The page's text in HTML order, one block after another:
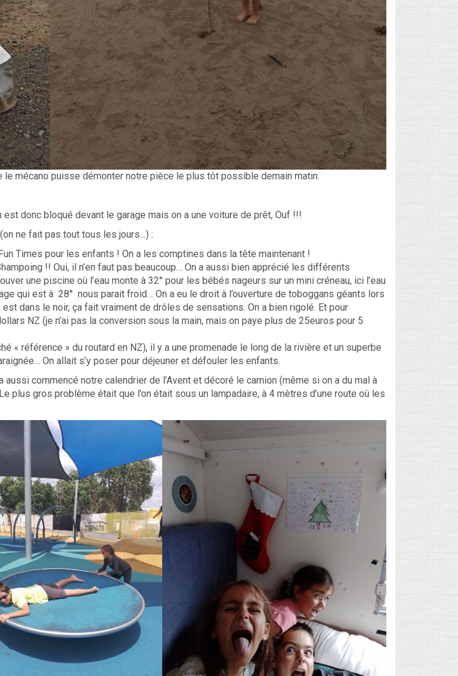
le mécano puisse démonter notre pièce le plus tôt possible demain matin.
donc bloqué devant le garage mais on a une voiture de prêt, Ouf !!!
ne fait pas tout tous les jours…) :
Times pour les enfants ! On a les comptines dans la tête maintenant !
!! Oui, il n’en faut pas beaucoup… On a aussi bien apprécié les différents
une piscine où l’eau monte à 32° pour les bébés nageurs sur un mini créneau, ici l’eau
qui est à 28° nous parait froid… On a eu le droit à l’ouverture de toboggans géants lors
est dans le noir, ça fait vraiment de drôles de sensations. On a bien rigolé. Et pour
NZ (je n’ai pas la conversion sous la main, mais on paye plus de 25euros pour 5
« référence » du routard en NZ), il y a une promenade le long de la rivière et un superbe
On allait s’y poser pour déjeuner et défouler les enfants.
commencé notre calendrier de l’Avent et décoré le camion (même si on a du mal à
plus gros problème était que l’on était sous un lampadaire, à 4 mètres d’une route où les